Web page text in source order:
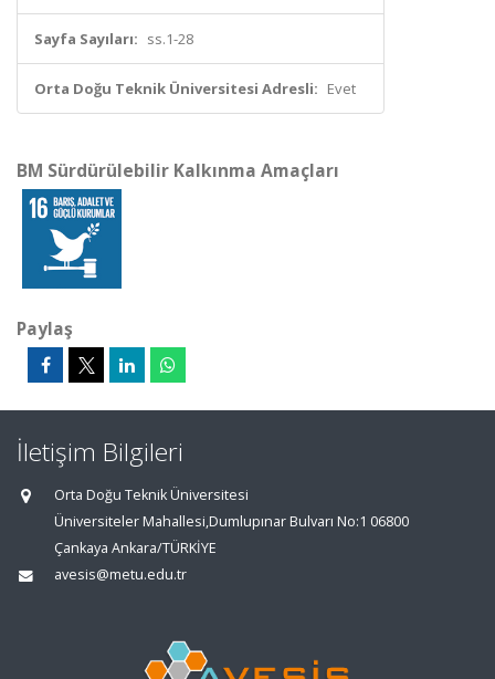
Sayfa Sayıları: ss.1-28
Orta Doğu Teknik Üniversitesi Adresli: Evet
BM Sürdürülebilir Kalkınma Amaçları
Paylaş
İletişim Bilgileri
Orta Doğu Teknik Üniversitesi
Üniversiteler Mahallesi,Dumlupınar Bulvarı No:1 06800
Çankaya Ankara/TÜRKİYE
avesis@metu.edu.tr